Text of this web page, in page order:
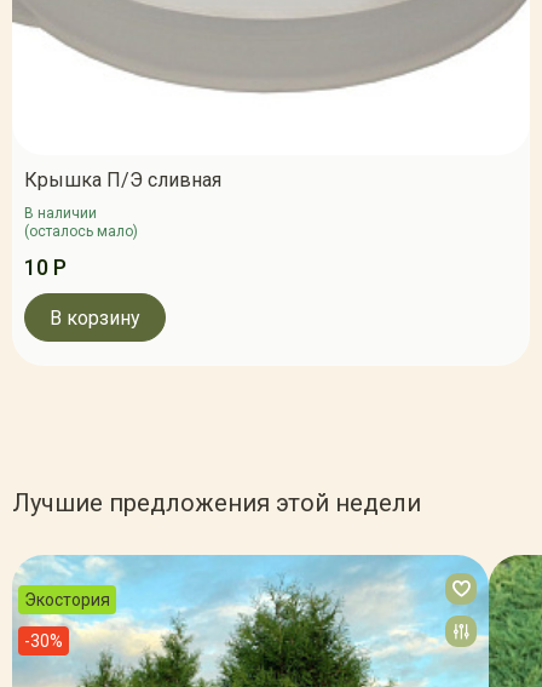
Крышка П/Э сливная
В наличии
(осталось мало)
10 Р
В корзину
Лучшие предложения этой недели
Экостория
-30%